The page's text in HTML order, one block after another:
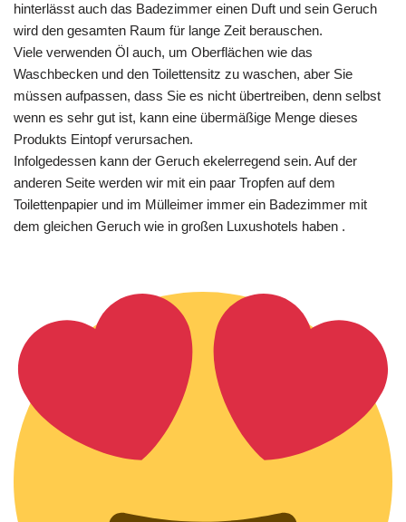
hinterlässt auch das Badezimmer einen Duft und sein Geruch
wird den gesamten Raum für lange Zeit berauschen.
Viele verwenden Öl auch, um Oberflächen wie das
Waschbecken und den Toilettensitz zu waschen, aber Sie
müssen aufpassen, dass Sie es nicht übertreiben, denn selbst
wenn es sehr gut ist, kann eine übermäßige Menge dieses
Produkts Eintopf verursachen.
Infolgedessen kann der Geruch ekelerregend sein. Auf der
anderen Seite werden wir mit ein paar Tropfen auf dem
Toilettenpapier und im Mülleimer immer ein Badezimmer mit
dem gleichen Geruch wie in großen Luxushotels haben .